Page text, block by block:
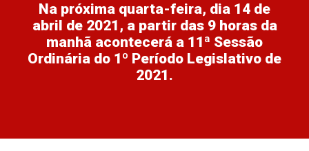
Na próxima quarta-feira, dia 14 de
abril de 2021, a partir das 9 horas da
manhã acontecerá a 11ª Sessão
Ordinária do 1º Período Legislativo de
2021.